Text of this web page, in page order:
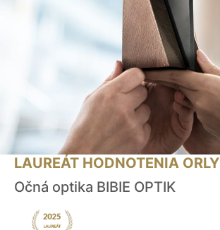
LAUREÁT HODNOTENIA ORLY
Očná optika BIBIE OPTIK